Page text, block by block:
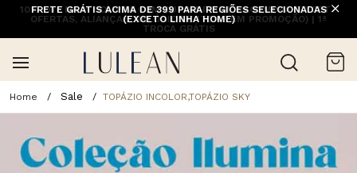
10% OFF NA 1ª COMPRA COM CUPOM PRIMEIRACOMPRA (EXCETO
OFERTAS, ALIANÇAS, RELÓGIOS E ITENS EM PROMOÇÃO) | 1ª
TROCA GRÁTIS
FRETE GRÁTIS ACIMA DE 399 PARA REGIÕES SELECIONADAS
(EXCETO LINHA HOME)
Sale TOPÁZIO INCOLOR,TOPÁZIO SKY